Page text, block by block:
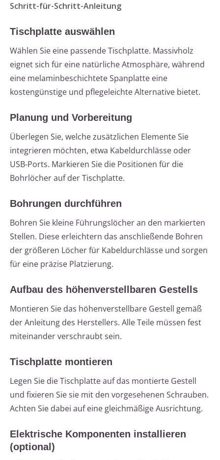
Schritt-für-Schritt-Anleitung
Tischplatte auswählen
Wählen Sie eine passende Tischplatte. Massivholz
eignet sich für eine natürliche Atmosphäre, während
eine melaminbeschichtete Spanplatte eine
kostengünstige und pflegeleichte Alternative bietet.
Planung und Vorbereitung
Überlegen Sie, welche zusätzlichen Elemente Sie
integrieren möchten, etwa Kabeldurchlässe oder
USB-Ports. Markieren Sie die Positionen für die
Bohrlöcher auf der Tischplatte.
Bohrungen durchführen
Bohren Sie kleine Führungslöcher an den markierten
Stellen. Diese erleichtern das anschließende Bohren
der größeren Löcher für Kabeldurchlässe und sorgen
für eine präzise Platzierung.
Aufbau des höhenverstellbaren Gestells
Montieren Sie das höhenverstellbare Gestell gemäß
der Anleitung des Herstellers. Alle Teile müssen fest
miteinander verschraubt sein.
Tischplatte montieren
Legen Sie die Tischplatte auf das montierte Gestell
und fixieren Sie sie mit den vorgesehenen Schrauben.
Achten Sie dabei auf eine gleichmäßige Ausrichtung.
Elektrische Komponenten installieren
(optional)